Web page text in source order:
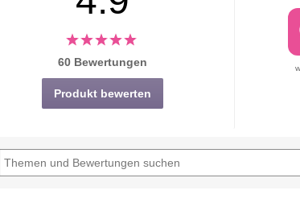
60 Bewertungen
Produkt bewerten